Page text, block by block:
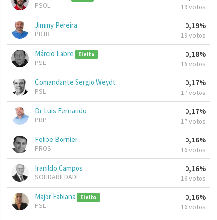
PSOL 19 votos
Jimmy Pereira
PRTB
0,19%
19 votos
Márcio Labre Eleito
PSL
0,18%
18 votos
Comandante Sergio Weydt
PSL
0,17%
17 votos
Dr Luis Fernando
PRP
0,17%
17 votos
Felipe Bornier
PROS
0,16%
16 votos
Iranildo Campos
SOLIDARIEDADE
0,16%
16 votos
Major Fabiana Eleito
PSL
0,16%
16 votos